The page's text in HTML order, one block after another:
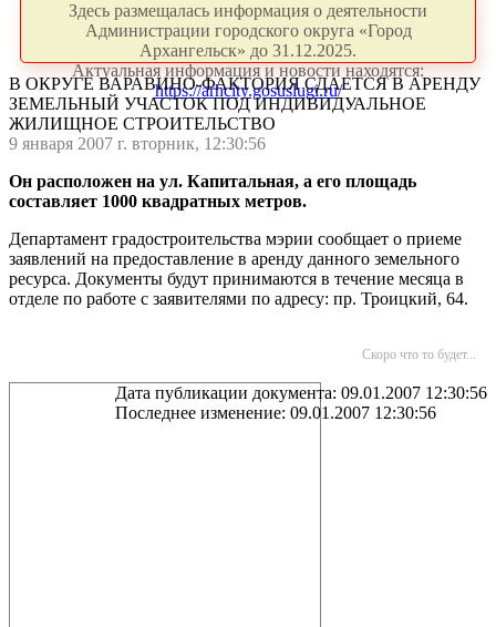
Здесь размещалась информация о деятельности
Администрации городского округа «Город
Архангельск» до 31.12.2025.
Актуальная информация и новости находятся:
https://arhcity.gosuslugi.ru/
В ОКРУГЕ ВАРАВИНО-ФАКТОРИЯ СДАЕТСЯ В АРЕНДУ
ЗЕМЕЛЬНЫЙ УЧАСТОК ПОД ИНДИВИДУАЛЬНОЕ
ЖИЛИЩНОЕ СТРОИТЕЛЬСТВО
9 января 2007 г. вторник, 12:30:56
Он расположен на ул. Капитальная, а его площадь
составляет 1000 квадратных метров.
Департамент градостроительства мэрии сообщает о приеме
заявлений на предоставление в аренду данного земельного
ресурса. Документы будут принимаются в течение месяца в
отделе по работе с заявителями по адресу: пр. Троицкий, 64.
Скоро что то будет...
Дата публикации документа: 09.01.2007 12:30:56
Последнее изменение: 09.01.2007 12:30:56